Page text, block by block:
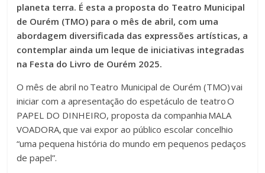
planeta terra. É esta a proposta do Teatro Municipal
de Ourém (TMO) para o mês de abril, com uma
abordagem diversificada das expressões artísticas, a
contemplar ainda um leque de iniciativas integradas
na Festa do Livro de Ourém 2025.
O mês de abril no Teatro Municipal de Ourém (TMO) vai
iniciar com a apresentação do espetáculo de teatro O
PAPEL DO DINHEIRO, proposta da companhia MALA
VOADORA, que vai expor ao público escolar concelhio
“uma pequena história do mundo em pequenos pedaços
de papel”.